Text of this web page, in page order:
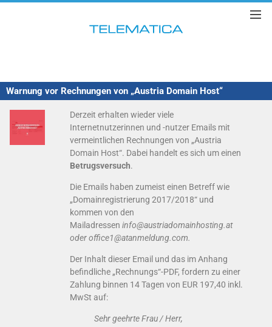
Warnung vor Rechnungen von „Austria Domain Host“
Derzeit erhalten wieder viele
Internetnutzerinnen und -nutzer Emails mit
vermeintlichen Rechnungen von „Austria
Domain Host“. Dabei handelt es sich um einen
Betrugsversuch.
Die Emails haben zumeist einen Betreff wie
„Domainregistrierung 2017/2018“ und
kommen von den
Mailadressen info@austriadomainhosting.at
oder office1@atanmeldung.com.
Der Inhalt dieser Email und das im Anhang
befindliche „Rechnungs“-PDF, fordern zu einer
Zahlung binnen 14 Tagen von EUR 197,40 inkl.
MwSt auf:
Sehr geehrte Frau / Herr,